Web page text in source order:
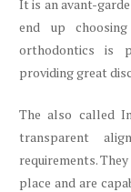
It is an avant-
end up
orthodontics is
providing great
The also called
transparent
requirements.
place and are